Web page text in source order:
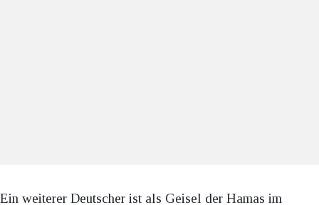
Ein weiterer Deutscher ist als Geisel der Hamas im